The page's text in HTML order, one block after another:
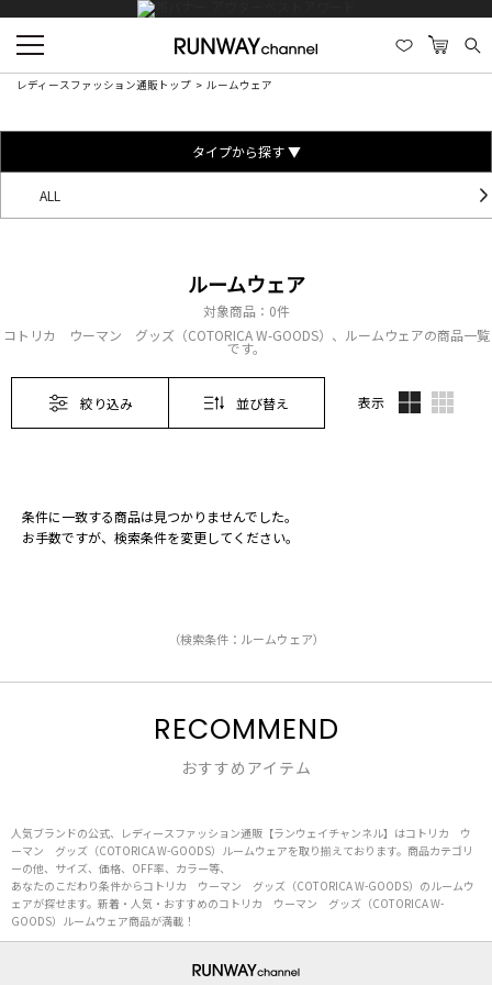
レディースファッション通販トップ ルームウェア
タイプから探す ▼
ALL
ルームウェア
対象商品： 0件
コトリカ ウーマン グッズ（COTORICA W-GOODS）、ルームウェアの商品一覧
です。
絞り込み 並び替え 表示
条件に一致する商品は見つかりませんでした。
お手数ですが、検索条件を変更してください。
（検索条件：ルームウェア）
RECOMMEND
おすすめアイテム
人気ブランドの公式、レディースファッション通販【ランウェイチャンネル】はコトリカ ウ
ーマン グッズ（COTORICA W-GOODS）ルームウェアを取り揃えております。商品カテゴリ
ーの他、サイズ、価格、OFF率、カラー等、
あなたのこだわり条件からコトリカ ウーマン グッズ（COTORICA W-GOODS）のルームウ
ェアが探せます。新着・人気・おすすめのコトリカ ウーマン グッズ（COTORICA W-
GOODS）ルームウェア商品が満載！